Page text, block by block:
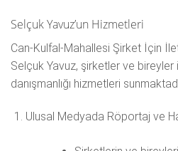
Selçuk Yavuz’un Hizmetleri
Can-Kulfal-Mahallesi Şirket İçin
Selçuk Yavuz, şirketler ve bireyler
danışmanlığı hizmetleri
Ulusal Medyada Röportaj ve